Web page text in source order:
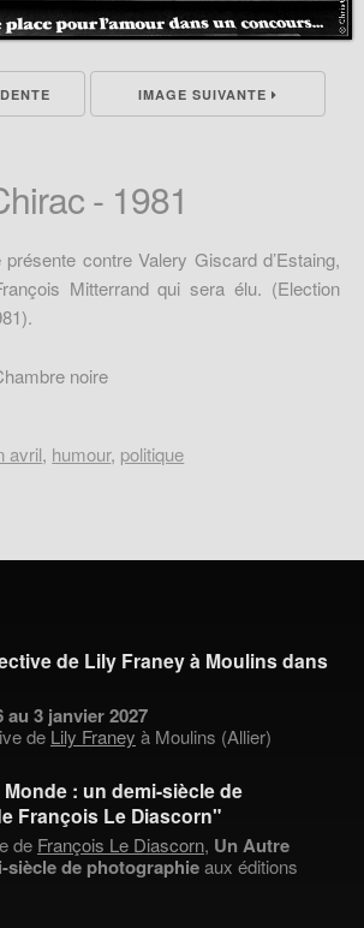
IMAGE SUIVANTE
- 1981
contre Valery Giscard d’Estaing,
Mitterrand qui sera élu. (Election
noire
avril, humour, politique
de Lily Franey à Moulins dans
au 3 janvier 2027
de Lily Franey à Moulins (Allier)
: un demi-siècle de
François Le Diascorn"
de François Le Diascorn, Un Autre
siècle de photographieaux éditions